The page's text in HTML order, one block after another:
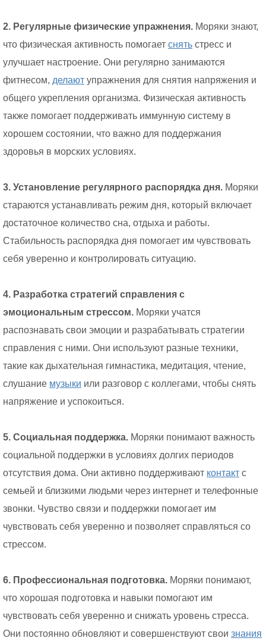
2. Регулярные физические упражнения. Моряки знают,
что физическая активность помогает снять стресс и
улучшает настроение. Они регулярно занимаются
фитнесом, делают упражнения для снятия напряжения и
общего укрепления организма. Физическая активность
также помогает поддерживать иммунную систему в
хорошем состоянии, что важно для поддержания
здоровья в морских условиях.
3. Установление регулярного распорядка дня. Моряки
стараются устанавливать режим дня, который включает
достаточное количество сна, отдыха и работы.
Стабильность распорядка дня помогает им чувствовать
себя уверенно и контролировать ситуацию.
4. Разработка стратегий справления с
эмоциональным стрессом. Моряки учатся
распознавать свои эмоции и разрабатывать стратегии
справления с ними. Они используют разные техники,
такие как дыхательная гимнастика, медитация, чтение,
слушание музыки или разговор с коллегами, чтобы снять
напряжение и успокоиться.
5. Социальная поддержка. Моряки понимают важность
социальной поддержки в условиях долгих периодов
отсутствия дома. Они активно поддерживают контакт с
семьей и близкими людьми через интернет и телефонные
звонки. Чувство связи и поддержки помогает им
чувствовать себя уверенно и позволяет справляться со
стрессом.
6. Профессиональная подготовка. Моряки понимают,
что хорошая подготовка и навыки помогают им
чувствовать себя уверенно и снижать уровень стресса.
Они постоянно обновляют и совершенствуют свои знания